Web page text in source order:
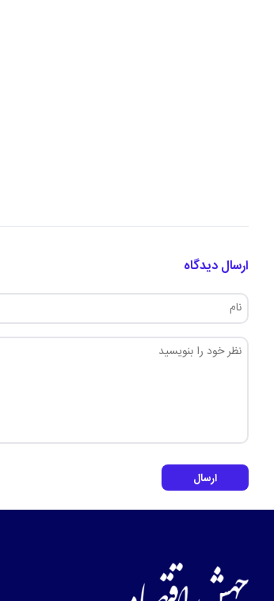
ارسال دیدگاه
ارسال